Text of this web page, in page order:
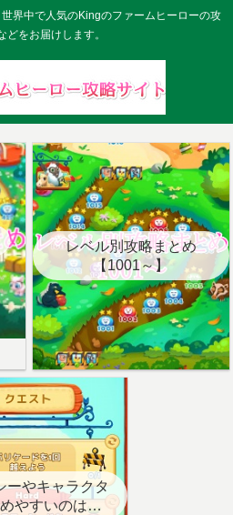
界中で人気のKingのファームヒーローの攻
どをお届けします。
レベル別攻略まとめ
【1001～】
ーやキャラクタ
やすいのはど